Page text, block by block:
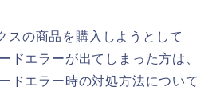
スの商品を購入しようとして
ドエラーが出てしまった方は、
ドエラー時の対処方法について